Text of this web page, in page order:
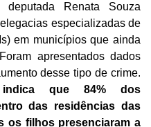
Renata Souza
especializadas de
em municípios que ainda
apresentados dados
desse tipo de crime.
indica que 84% dos
das residências das
os filhos presenciaram a